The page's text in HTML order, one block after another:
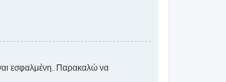
εσφαλμένη. Παρακαλώ να